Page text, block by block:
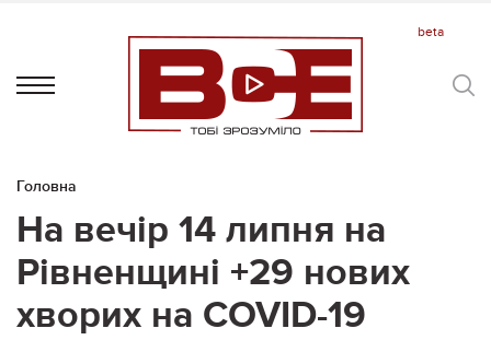
Головна
На вечір 14 липня на
Рівненщині +29 нових
хворих на COVID-19